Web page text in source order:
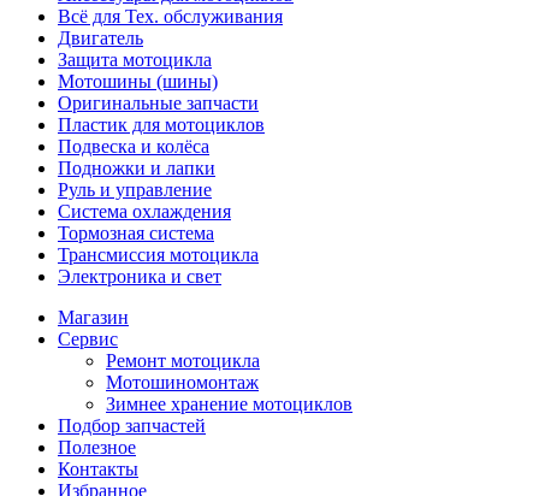
Всё для Тех. обслуживания
Двигатель
Защита мотоцикла
Мотошины (шины)
Оригинальные запчасти
Пластик для мотоциклов
Подвеска и колёса
Подножки и лапки
Руль и управление
Система охлаждения
Тормозная система
Трансмиссия мотоцикла
Электроника и свет
Магазин
Сервис
Ремонт мотоцикла
Мотошиномонтаж
Зимнее хранение мотоциклов
Подбор запчастей
Полезное
Контакты
Избранное